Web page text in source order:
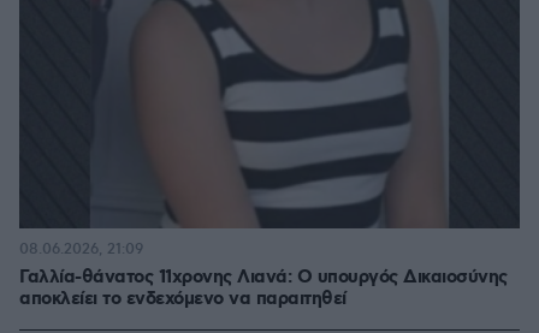
Γαλλία-θάνατος 11χρονης Λιανά: Ο υπουργός Δικαιοσύνης
αποκλείει το ενδεχόμενο να παραιτηθεί
08.06.2026, 21:09